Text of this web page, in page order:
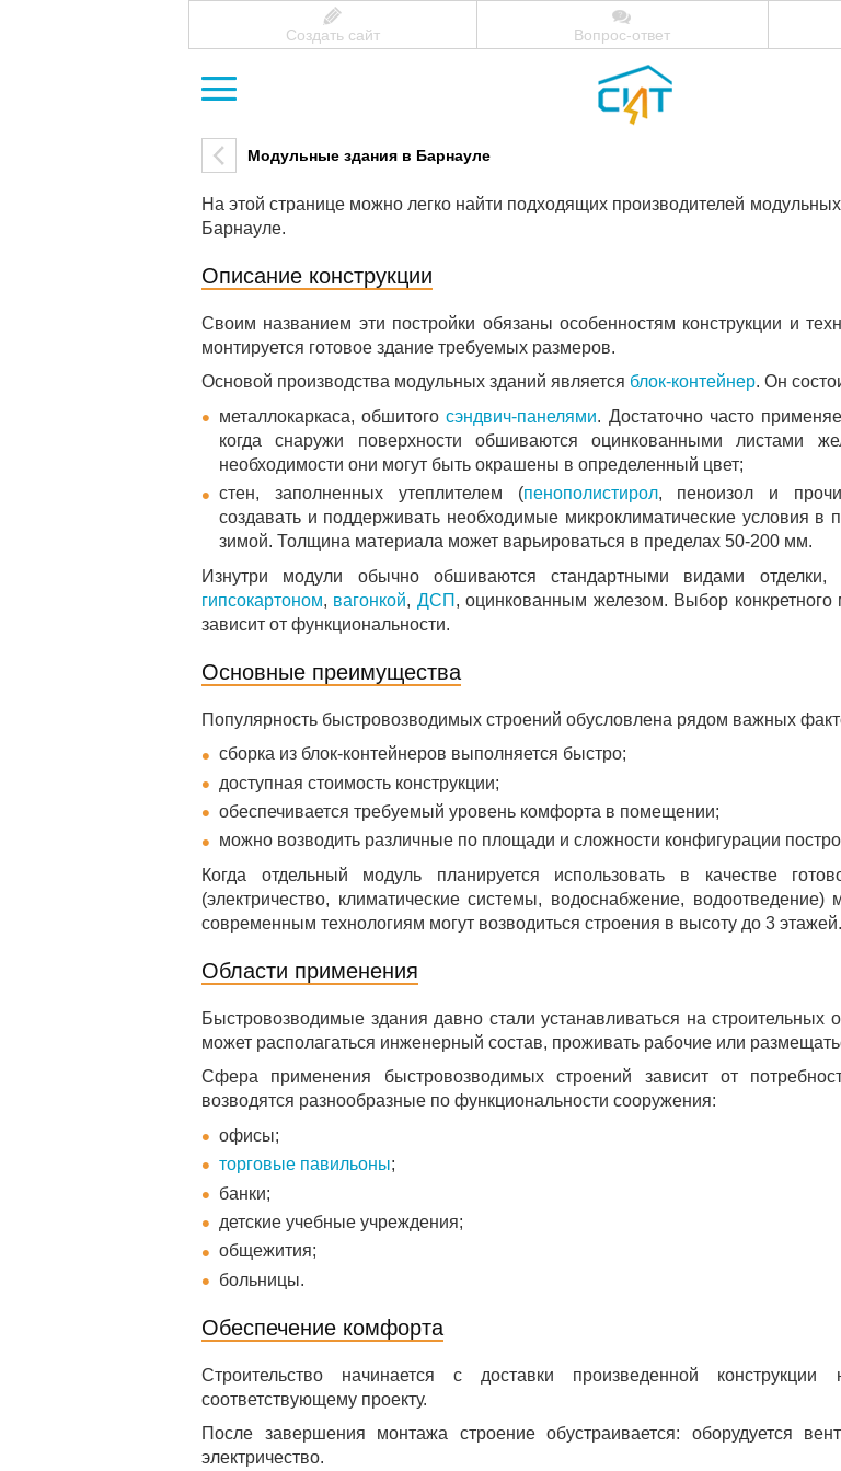
Создать сайт Вопрос-ответ
Модульные здания в Барнауле
На этой странице можно легко найти подходящих производителей
Барнауле.
Описание конструкции
Своим названием эти постройки обязаны особенностям конструкции и
монтируется готовое здание требуемых размеров.
Основой производства модульных зданий является блок-контейнер. Он
металлокаркаса, обшитогосэндвич-панелями. Достаточно часто
когда снаружи поверхности обшиваются оцинкованными листами
необходимости они могут быть окрашены в определенный цвет;
стен, заполненных утеплителем (пенополистирол, пеноизол и
создавать и поддерживать необходимые микроклиматические условия в
зимой. Толщина материала может варьироваться в пределах 50-200 мм.
Изнутри модули обычно обшиваются стандартными видами отделки,
гипсокартоном, вагонкой, ДСП , оцинкованным железом. Выбор конкретного
зависит от функциональности.
Основные преимущества
Популярность быстровозводимых строений обусловлена рядом важных
сборка из блок-контейнеров выполняется быстро;
доступная стоимость конструкции;
обеспечивается требуемый уровень комфорта в помещении;
можно возводить различные по площади и сложности конфигурации
Когда отдельный модуль планируется использовать в качестве
(электричество, климатические системы, водоснабжение,
современным технологиям могут возводиться строения в высоту до 3 этажей.
Области применения
Быстровозводимые здания давно стали устанавливаться на строительных
может располагаться инженерный состав, проживать рабочие или
Сфера применения быстровозводимых строений зависит от
возводятся разнообразные по функциональности сооружения:
офисы;
торговые павильоны;
банки;
детские учебные учреждения;
общежития;
больницы.
Обеспечение комфорта
Строительство начинается с доставки произведенной
соответствующему проекту.
После завершения монтажа строение обустраивается: оборудуется
электричество.